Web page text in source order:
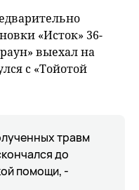
«Исток» 36-
выехал на
с «Тойотой
травм
до
помощи, -